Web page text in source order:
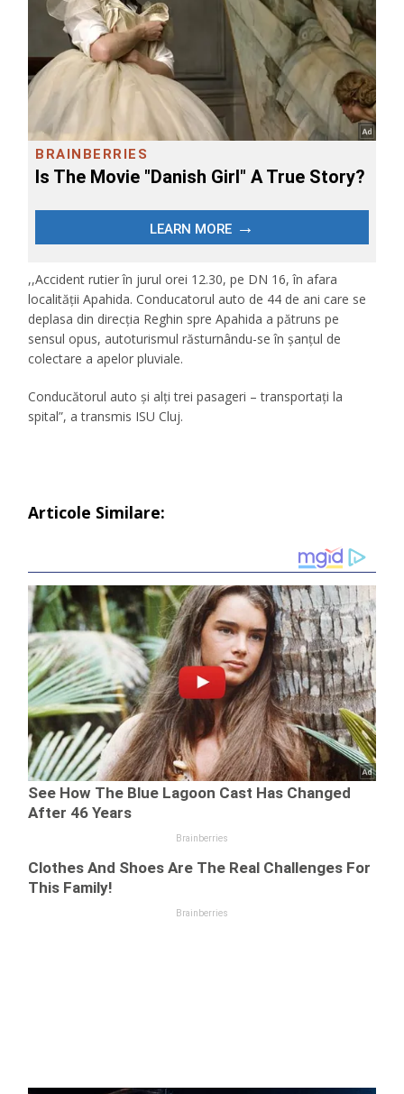
,,Accident rutier în jurul orei 12.30, pe DN 16, în afara
localităţii Apahida. Conducatorul auto de 44 de ani care se
deplasa din direcția Reghin spre Apahida a pătruns pe
sensul opus, autoturismul răsturnându-se în șanțul de
colectare a apelor pluviale.
Conducătorul auto și alți trei pasageri – transportați la
spital”, a transmis ISU Cluj.
Articole Similare: